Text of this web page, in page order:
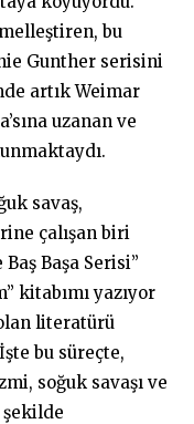
bu
Gunther serisini
artık Weimar
uzanan ve
savaş,
çalışan biri
Başa Serisi”
kitabımı yazıyor
literatürü
bu süreçte,
soğuk savaşı ve